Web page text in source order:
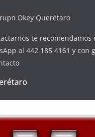
Okey Querétaro
te recomendamos
al 442 185 4161 y con